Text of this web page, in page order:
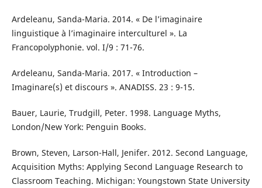
Ardeleanu, Sanda-Maria. 2014. « De l’imaginaire
linguistique à l’imaginaire interculturel ». La
Francopolyphonie. vol. I/9 : 71-76.
Ardeleanu, Sanda-Maria. 2017. « Introduction –
Imaginare(s) et discours ». ANADISS. 23 : 9-15.
Bauer, Laurie, Trudgill, Peter. 1998. Language Myths,
London/New York: Penguin Books.
Brown, Steven, Larson-Hall, Jenifer. 2012. Second Language,
Acquisition Myths: Applying Second Language Research to
Classroom Teaching. Michigan: Youngstown State University